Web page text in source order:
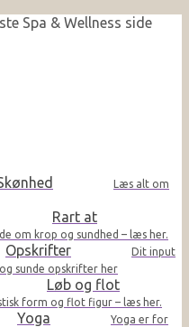
Spa & Wellness side
Læs alt om
Rart at
om krop og sundhed – læs her.
Opskrifter
Dit input
sunde opskrifter her
Løb og flot
form og flot figur – læs her.
Yoga
Yoga er for